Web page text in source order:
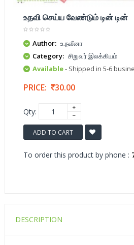
உதவி செய்ய வேண்டும் டின் டின்
Author: உ.நவீனா
Category: சிறுவர் இலக்கியம்
Available- Shipped in 5-6
PRICE: 30.00
Qty:
ADD TO CART
To order this product by phone :
DESCRIPTION